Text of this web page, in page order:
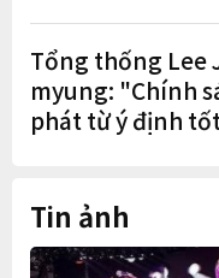
trạng nắm
Tổng thống Lee
myung: "Chính
phát từ ý định
hơn"
Tin ảnh